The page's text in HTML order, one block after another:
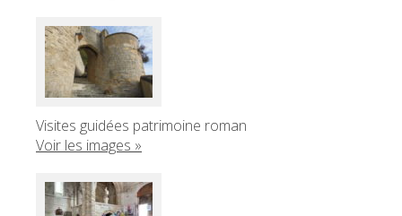
Visites guidées patrimoine roman
Voir les images »